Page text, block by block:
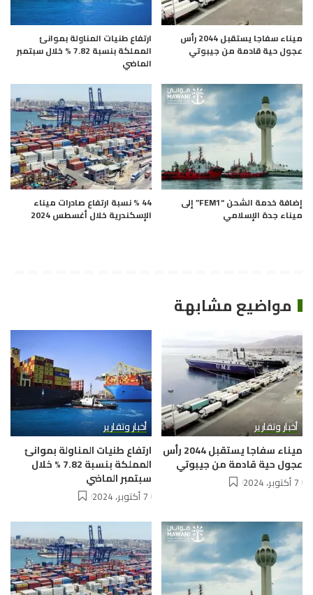
ميناء سفاجا يستقبل 2044 رأس
عجول حية قادمة من جيبوتي
ارتفاع طنيات المناولة بموانئ
المملكة بنسبة 7.82 % خلال سبتمبر
الماضي
إضافة خدمة الشحن “FEM1” إلى
ميناء جدة الإسلامي
44 % نسبة ارتفاع صادرات ميناء
الإسكندرية خلال أغسطس 2024
مواضيع مشابهة
أخبار وتقارير
ميناء سفاجا يستقبل 2044 رأس
عجول حية قادمة من جيبوتي
7 أكتوبر، 2024
أخبار وتقارير
ارتفاع طنيات المناولة بموانئ
المملكة بنسبة 7.82 % خلال
سبتمبر الماضي
7 أكتوبر، 2024